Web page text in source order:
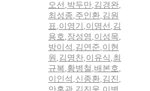
오선 ,박두만,김경완,
최성종,주인환,김원
표,이영기 ,이명선 ,김
용호,장성영 ,이성목,
방이석 ,김연준,이현
원 ,김명찬,이유식 ,최
규복,황병철 ,배본호,
이인석 ,신종환,김진 ,